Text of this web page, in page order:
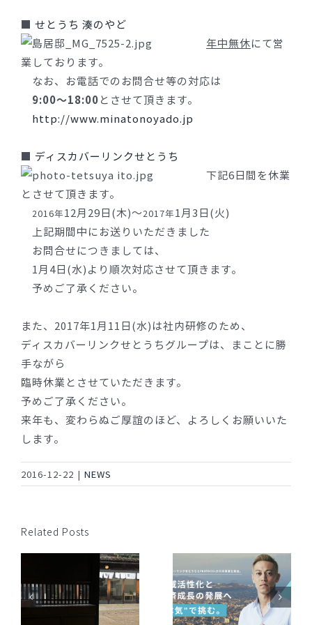
■ せとうち 湊のやど
年中無休にて営
業しております。
なお、お電話でのお問合せ等の対応は
9:00〜18:00とさせて頂きます。
http://www.minatonoyado.jp
■ ディスカバーリンクせとうち
下記6日間を休業
とさせて頂きます。
2016年12月29日(木)〜2017年1月3日(火)
上記期間中にお送りいただきました
お問合せにつきましては、
1月4日(水)より順次対応させて頂きます。
予めご了承ください。
また、2017年1月11日(水)は社内研修のため、
ディスカバーリンクせとうちグループは、まことに勝
手ながら
臨時休業とさせていただきます。
予めご了承ください。
来年も、変わらぬご厚誼のほど、よろしくお願いいた
します。
2016-12-22 | NEWS
Related Posts
ディスカバーリンク
せとうちと
PROTOCOLが共同事
業を開始。 地域活性
JAL、広島空港、デ
ィスカバーリンクせ
とうちは新たな取り
組みにチャレンジし
ます ～「JALに乗っ